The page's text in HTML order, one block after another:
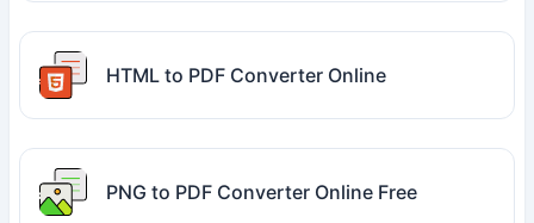
HTML to PDF Converter Online
PNG to PDF Converter Online Free